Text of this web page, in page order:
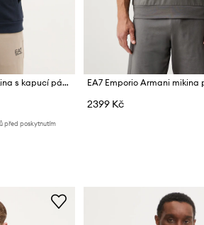
EA7 Emporio Armani mikina s kapucí pánská bavlněná
před poskytnutím
2399 Kč